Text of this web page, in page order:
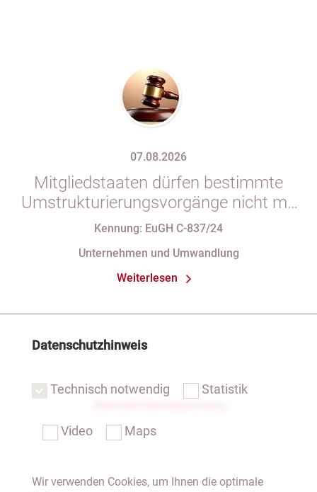
07.08.2026
Mitgliedstaaten dürfen bestimmte
Umstrukturierungsvorgänge nicht mit
indirekten Steuern belasten
Kennung: EuGH C-837/24
Unternehmen und Umwandlung
Weiterlesen
Datenschutzhinweis
Technisch notwendig Statistik
Video Maps
Wir verwenden Cookies, um Ihnen die optimale